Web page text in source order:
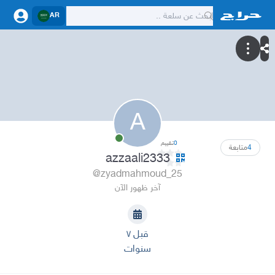
AR
A
4متابعة 0تقييم
azzaali2333
@zyadmahmoud_25
آخر ظهور الآن
قبل ٧
سنوات